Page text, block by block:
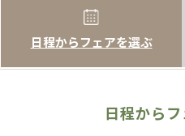
日程からフェアを選ぶ
日程から